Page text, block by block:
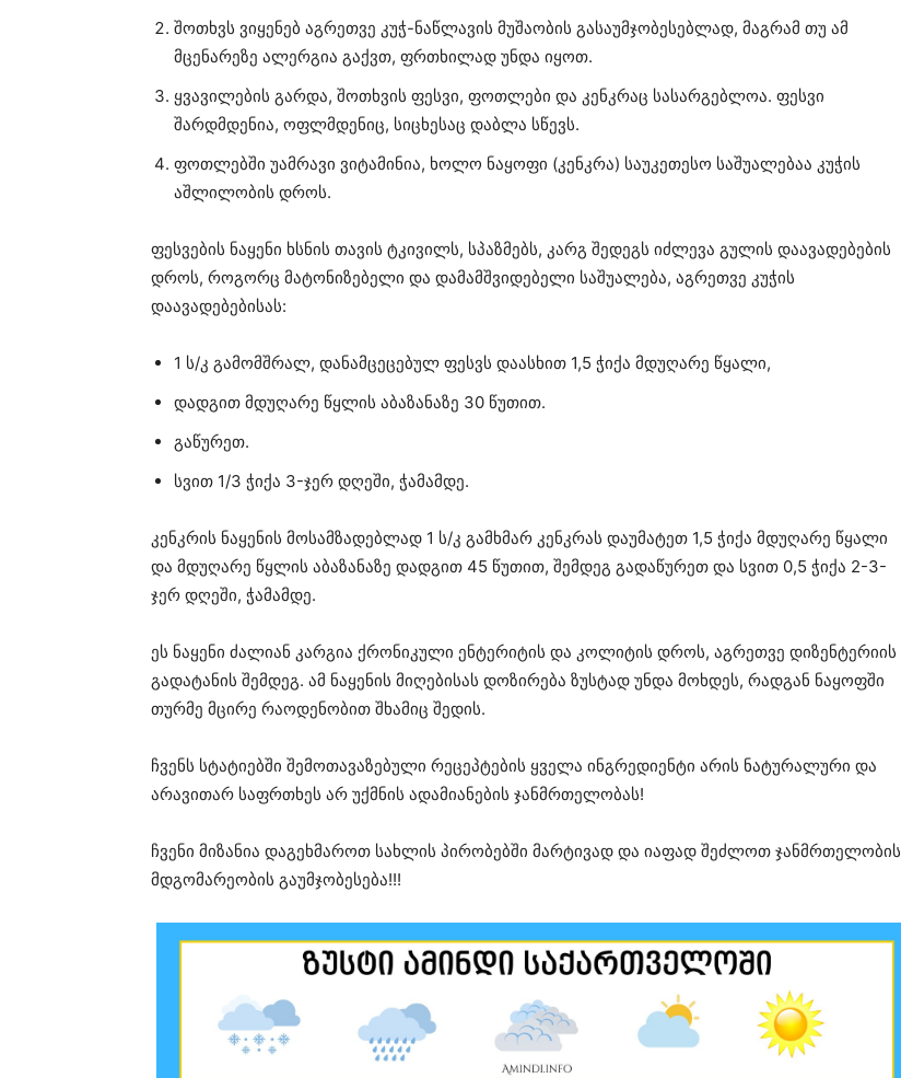
შოთხვს ვიყენებ აგრეთვე კუჭ-ნაწლავის მუშაობის გასაუმჯობესებლად, მაგრამ თუ ამ
მცენარეზე ალერგია გაქვთ, ფრთხილად უნდა იყოთ.
ყვავილების გარდა, შოთხვის ფესვი, ფოთლები და კენკრაც სასარგებლოა. ფესვი
შარდმდენია, ოფლმდენიც, სიცხესაც დაბლა სწევს.
ფოთლებში უამრავი ვიტამინია, ხოლო ნაყოფი (კენკრა) საუკეთესო საშუალებაა კუჭის
აშლილობის დროს.
ფესვების ნაყენი ხსნის თავის ტკივილს, სპაზმებს, კარგ შედეგს იძლევა გულის დაავადებების
დროს, როგორც მატონიზებელი და დამამშვიდებელი საშუალება, აგრეთვე კუჭის
დაავადებებისას:
1 ს/კ გამომშრალ, დანამცეცებულ ფესვს დაასხით 1,5 ჭიქა მდუღარე წყალი,
დადგით მდუღარე წყლის აბაზანაზე 30 წუთით.
გაწურეთ.
სვით 1/3 ჭიქა 3-ჯერ დღეში, ჭამამდე.
კენკრის ნაყენის მოსამზადებლად 1 ს/კ გამხმარ კენკრას დაუმატეთ 1,5 ჭიქა მდუღარე წყალი
და მდუღარე წყლის აბაზანაზე დადგით 45 წუთით, შემდეგ გადაწურეთ და სვით 0,5 ჭიქა 2-3-
ჯერ დღეში, ჭამამდე.
ეს ნაყენი ძალიან კარგია ქრონიკული ენტერიტის და კოლიტის დროს, აგრეთვე დიზენტერიის
გადატანის შემდეგ. ამ ნაყენის მიღებისას დოზირება ზუსტად უნდა მოხდეს, რადგან ნაყოფში
თურმე მცირე რაოდენობით შხამიც შედის.
ჩვენს სტატიებში შემოთავაზებული რეცეპტების ყველა ინგრედიენტი არის ნატურალური და
არავითარ საფრთხეს არ უქმნის ადამიანების ჯანმრთელობას!
ჩვენი მიზანია დაგეხმაროთ სახლის პირობებში მარტივად და იაფად შეძლოთ ჯანმრთელობის
მდგომარეობის გაუმჯობესება!!!